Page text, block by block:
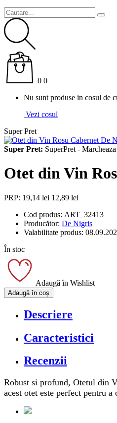
0 0
Nu sunt produse in cosul de
Vezi cosul
Super Pret
Super Pret: SuperPret -
Otet din Vin
PRP: 19,14 lei 12,89 lei
Cod produs: ART_32413
Producător: De Nigris
Valabilitate produs:
În stoc
Adaugă în Wishlist
Adaugă în coș
Descriere
Caracteristici
Recenzii
Robust si profund, Otetul din
acest otet este perfect pentru